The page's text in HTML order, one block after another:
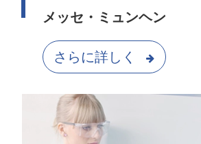
メッセ・ミュンヘン
さらに詳しく